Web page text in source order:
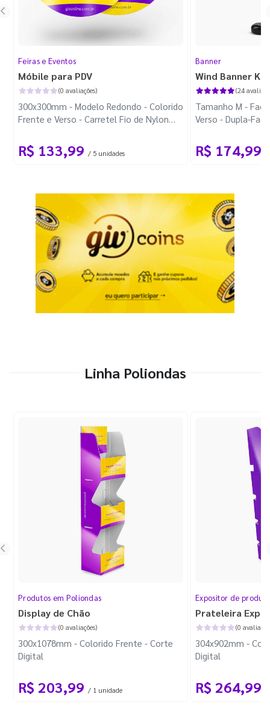
Feiras e Eventos
Móbile para PDV
(0 avaliações)
300x300mm - Modelo Redondo - Colorido
Frente e Verso - Carretel Fio de Nylon
R$ 133,99 / 5 unidades
Banner
Wind Banner
(24
Tamanho M -
Verso - Dupla-
R$ 174,99
Linha Poliondas
Produtos em Poliondas
Display de Chão
(0 avaliações)
300x1078mm - Colorido Frente - Corte
Digital
R$ 203,99 / 1 unidade
Expositor de
Prateleira
(0
304x902mm -
Digital
R$ 264,99